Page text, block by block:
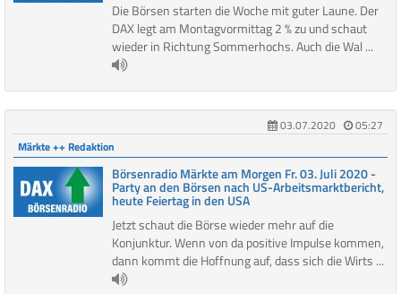
Die Börsen starten die Woche mit guter Laune. Der
DAX legt am Montagvormittag 2 % zu und schaut
wieder in Richtung Sommerhochs. Auch die Wal ...
03.07.2020
05:27
Märkte ++ Redaktion
Börsenradio Märkte am Morgen Fr. 03. Juli 2020 -
Party an den Börsen nach US-Arbeitsmarktbericht,
heute Feiertag in den USA
Jetzt schaut die Börse wieder mehr auf die
Konjunktur. Wenn von da positive Impulse kommen,
dann kommt die Hoffnung auf, dass sich die Wirts ...